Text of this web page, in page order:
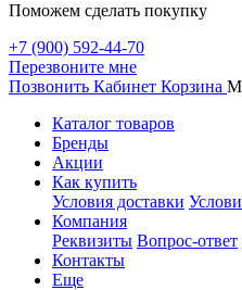
Поможем сделать покупку
+7 (900) 592-44-70
Перезвоните мне
Позвонить Кабинет Корзина
Каталог товаров
Бренды
Акции
Как купить
Условия доставки
Компания
Реквизиты Вопрос-ответ
Контакты
Еще